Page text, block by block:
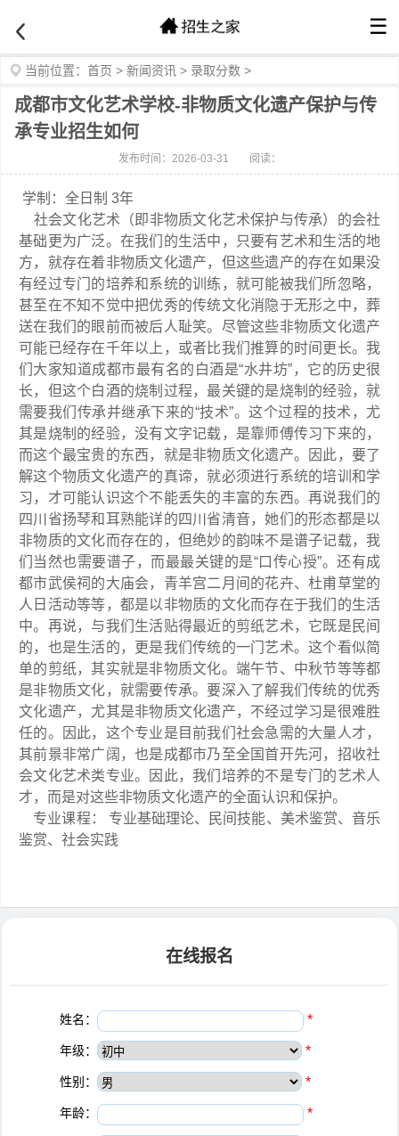
☰
当前位置： 首页 > 新闻资讯 > 录取分数 >
成都市文化艺术学校-非物质文化遗产保护与传
承专业招生如何
发布时间：2026-03-31 阅读：
学制：全日制 3年
社会文化艺术（即非物质文化艺术保护与传承）的会社
基础更为广泛。在我们的生活中，只要有艺术和生活的地
方，就存在着非物质文化遗产，但这些遗产的存在如果没
有经过专门的培养和系统的训练，就可能被我们所忽略，
甚至在不知不觉中把优秀的传统文化消隐于无形之中，葬
送在我们的眼前而被后人耻笑。尽管这些非物质文化遗产
可能已经存在千年以上，或者比我们推算的时间更长。我
们大家知道成都市最有名的白酒是“水井坊”，它的历史很
长，但这个白酒的烧制过程，最关键的是烧制的经验，就
需要我们传承并继承下来的“技术”。这个过程的技术，尤
其是烧制的经验，没有文字记载，是靠师傅传习下来的，
而这个最宝贵的东西，就是非物质文化遗产。因此，要了
解这个物质文化遗产的真谛，就必须进行系统的培训和学
习，才可能认识这个不能丢失的丰富的东西。再说我们的
四川省扬琴和耳熟能详的四川省清音，她们的形态都是以
非物质的文化而存在的，但绝妙的韵味不是谱子记载，我
们当然也需要谱子，而最最关键的是“口传心授”。还有成
都市武侯祠的大庙会，青羊宫二月间的花卉、杜甫草堂的
人日活动等等，都是以非物质的文化而存在于我们的生活
中。再说，与我们生活贴得最近的剪纸艺术，它既是民间
的，也是生活的，更是我们传统的一门艺术。这个看似简
单的剪纸，其实就是非物质文化。端午节、中秋节等等都
是非物质文化，就需要传承。要深入了解我们传统的优秀
文化遗产，尤其是非物质文化遗产，不经过学习是很难胜
任的。因此，这个专业是目前我们社会急需的大量人才，
其前景非常广阔，也是成都市乃至全国首开先河，招收社
会文化艺术类专业。因此，我们培养的不是专门的艺术人
才，而是对这些非物质文化遗产的全面认识和保护。
专业课程： 专业基础理论、民间技能、美术鉴赏、音乐
鉴赏、社会实践
在线报名
姓名： *
年级： *
性别： *
年龄： *